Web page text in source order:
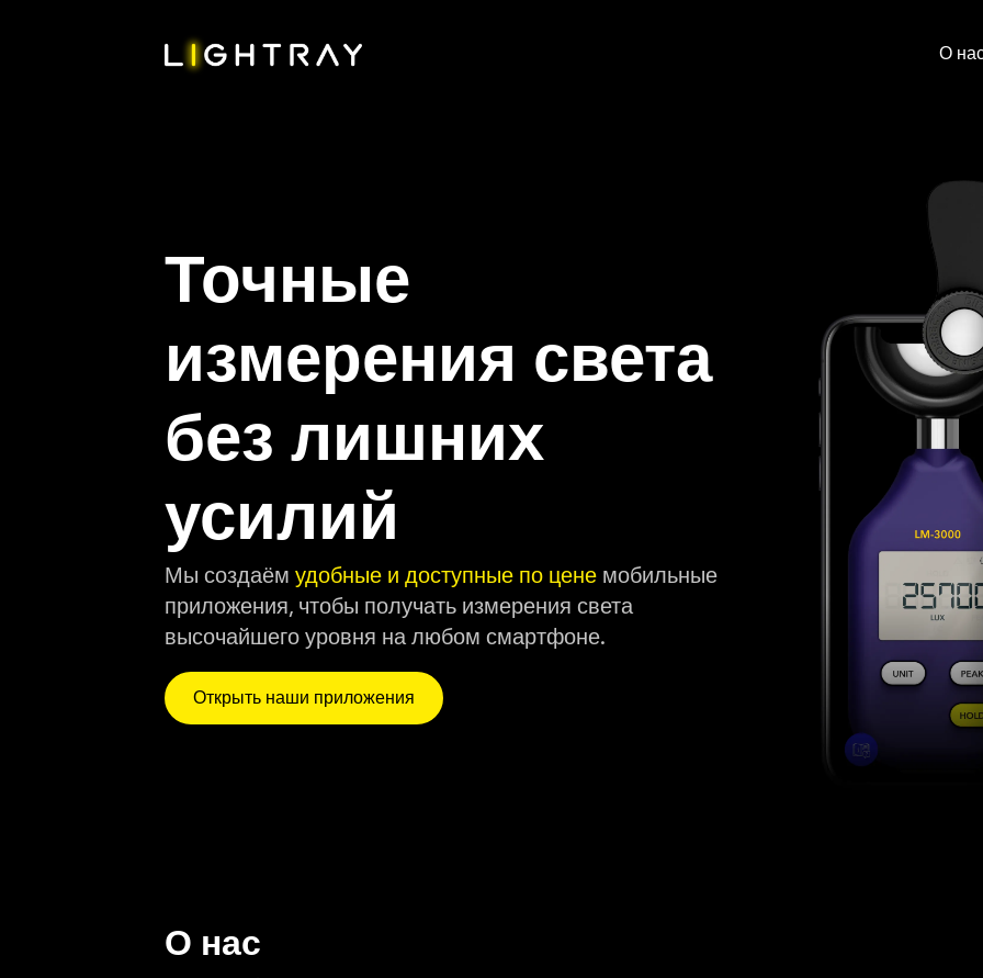
О
Точные
измерения света
без лишних
усилий
Мы создаёмудобные и доступные по цене мобильные
приложения, чтобы получать измерения света
высочайшего уровня на любом смартфоне.
Открыть наши приложения
О нас